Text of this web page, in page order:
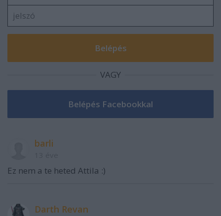
VAGY
barli
Ez nem a te heted Attila :)
Darth Revan